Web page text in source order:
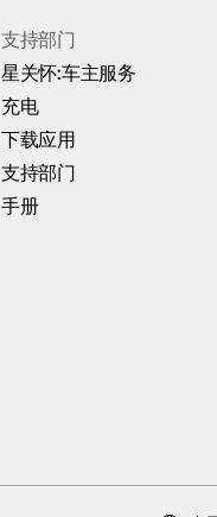
支持部门
星关怀:车主服务
充电
下载应用
支持部门
手册